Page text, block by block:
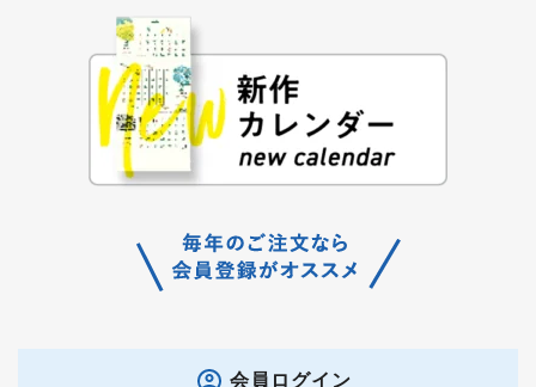
会員ログイン